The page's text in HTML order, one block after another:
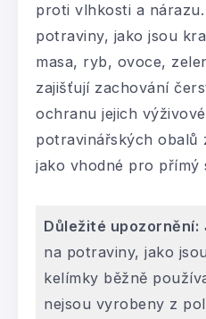
proti vlhkosti a nárazu.
potraviny, jako jsou
masa, ryb, ovoce,
zajišťují zachování
ochranu jejich
potravinářských obalů
jako vhodné pro přímý
Důležité upozornění:
na potraviny, jako
kelímky běžně
nejsou vyrobeny z